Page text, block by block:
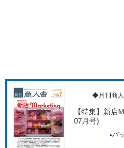
◆月刊商
【特集】新店
07月号)
バ